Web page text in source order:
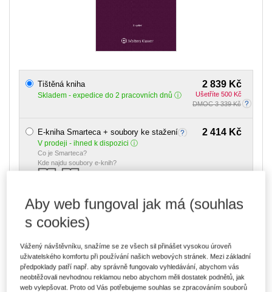
2 839 Kč
Ušetříte 500 Kč
DMOC 3 339 Kč
Tištěná kniha
Skladem - expedice do 2 pracovních dnů
2 414 Kč
E-kniha Smarteca + soubory ke stažení
V prodeji - ihned k dispozici
Co je Smarteca?
Kde najdu soubory e-knih?
4 046 Kč
Ušetříte 2 132 Kč
Balíček - Tištěná kniha + E-kniha
Smarteca + soubory ke stažení
Skladem - expedice do 2 pracovních dnů
Upozorňujeme, že v období od 1.8. do 21.8. z technických
důvodů nemůžeme vystavovat daňové doklady. Budou vám
zaslány dodatečně e-mailem.
Aby web fungoval jak má (souhlas
s cookies)
Vážený návštěvníku, snažíme se ze všech sil přinášet vysokou úroveň
uživatelského komfortu při používání našich webových stránek. Mezi základní
předpoklady patří např. aby správně fungovalo vyhledávání, abychom vás
neobtěžovali nevhodnou reklamou nebo abychom měli dostatek podnětů, jak
web vylepšovat. Proto od Vás potřebujeme souhlas se zpracováním souborů